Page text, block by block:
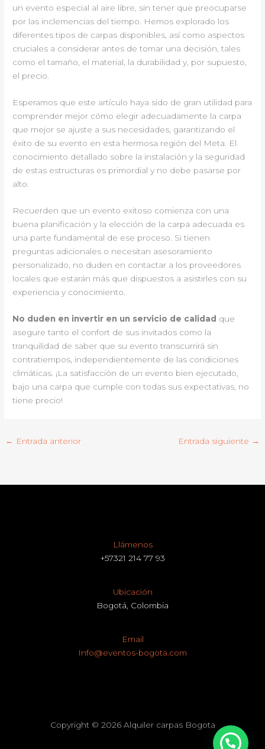
un evento especial al aire libre, sin tener que preocuparse
por las inclemencias del tiempo. Hemos explorado los
diferentes tipos de carpas disponibles, así como aspectos
cruciales a considerar antes de tomar una decisión, tales
como el tamaño, el material, la durabilidad y, por supuesto,
el precio.
Esperamos que este artículo haya sido de gran utilidad para
comprender mejor cómo elegir adecuadamente la carpa
que mejor se ajuste a sus necesidades, garantizando el
éxito de su evento en esta hermosa región del Meta. El
conocimiento detallado sobre la instalación y la seguridad
de estas estructuras es primordial y no debe pasarse por
alto.
Recuerden que un evento exitoso comienza con una
buena planificación y la elección de la carpa adecuada es
una parte fundamental de ese proceso. Si tienen
preguntas adicionales o necesitan asesoramiento
personalizado, no duden en contactar a los proveedores
locales que estarán más que dispuestos a asistirles con su
experiencia y conocimiento.
No duden en invertir en un servicio de calidad que
asegure tanto el confort de sus invitados como la
tranquilidad de saber que su evento transcurrirá sin
contratiempos, independientemente de las condiciones
climáticas. ¡La satisfacción de un evento bien ejecutado,
bajo una carpa que cumple con todas sus expectativas, no
tiene precio!
← Entrada anterior Entrada siguiente →
Llámenos
+57321 214 77 93
Ubicación
Bogotá, Colombia
Email
Info@eventos-bogota.com
Copyright © 2026 Alquiler carpas Bogota